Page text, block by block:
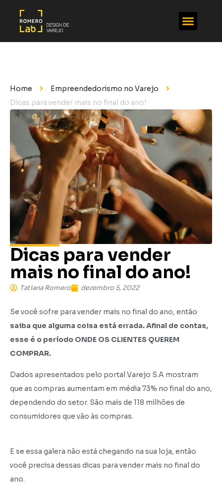
Home
Empreendedorismo no Varejo
Dicas para vender mais no final do ano!
Dicas para vender
mais no final do ano!
Tatiana Romero dezembro 5, 2022
Se você sofre para vender mais no final do ano, então
saiba que alguma coisa está errada. Afinal de contas,
esse é o período ONDE OS CLIENTES QUEREM
COMPRAR.
Dados apresentados pelo portal Varejo S.A mostram
que as compras aumentam em média 73% no final do ano,
dependendo do setor. São mais de 118 milhões de
consumidores que vão às compras.
E se essa galera não está chegando na sua loja, então
você precisa dessas dicas para vender mais no final do
ano.